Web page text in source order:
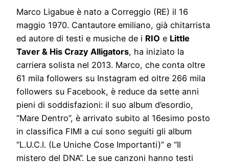
Marco Ligabue è nato a Correggio (RE) il 16
maggio 1970. Cantautore emiliano, già chitarrista
ed autore di testi e musiche de i RIO e Little
Taver & His Crazy Alligators, ha iniziato la
carriera solista nel 2013. Marco, che conta oltre
61 mila followers su Instagram ed oltre 266 mila
followers su Facebook, è reduce da sette anni
pieni di soddisfazioni: il suo album d’esordio,
“Mare Dentro”, è arrivato subito al 16esimo posto
in classifica FIMI a cui sono seguiti gli album
“L.U.C.I. (Le Uniche Cose Importanti)” e “Il
mistero del DNA”. Le sue canzoni hanno testi